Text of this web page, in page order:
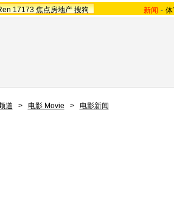
17173 焦点房地产 搜狗 新闻 -
道 > 电影 Movie > 电影新闻